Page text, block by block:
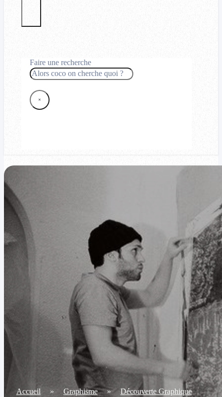
Faire une recherche
Rechercher
×
Accueil » Graphisme » Découverte Graphique